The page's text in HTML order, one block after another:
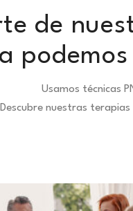
de
Usamos técnicas
Descubre nuestras